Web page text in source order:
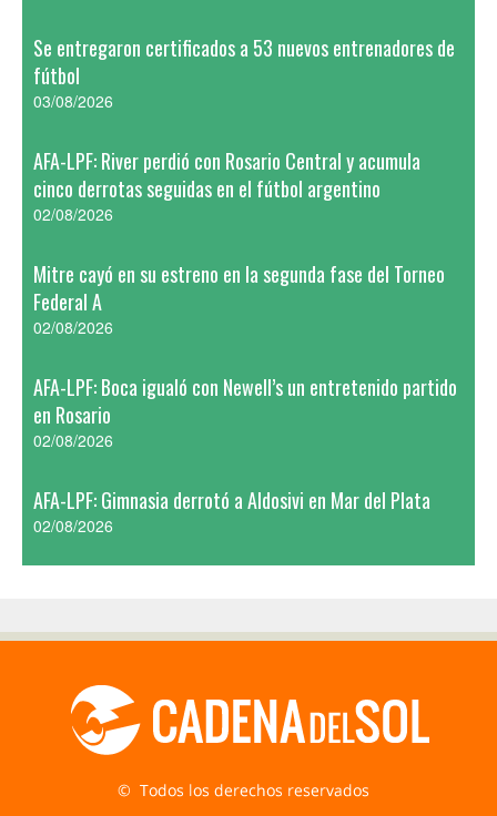
Se entregaron certificados a 53 nuevos entrenadores de
fútbol
03/08/2026
AFA-LPF: River perdió con Rosario Central y acumula
cinco derrotas seguidas en el fútbol argentino
02/08/2026
Mitre cayó en su estreno en la segunda fase del Torneo
Federal A
02/08/2026
AFA-LPF: Boca igualó con Newell’s un entretenido partido
en Rosario
02/08/2026
AFA-LPF: Gimnasia derrotó a Aldosivi en Mar del Plata
02/08/2026